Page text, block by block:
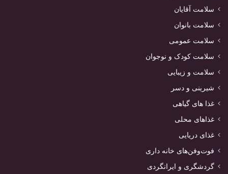
سلامت آقایان
سلامت بانوان
سلامت عمومی
سلامت کودک و نوجوان
سلامت و زیبایی
شیرینی و دسر
غذا های گیاهی
غذاهای محلی
غذای دریایی
فوت‌وفن‌های خانه داری
گردشگری و ایرانگردی